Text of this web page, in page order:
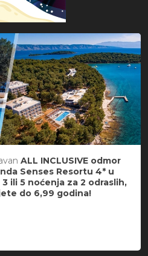
ALL INCLUSIVE odmor
Senses Resortu 4* u
3 ili 5 noćenja za 2 odraslih,
do 6,99 godina!